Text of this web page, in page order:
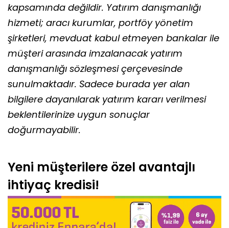
kapsamında değildir. Yatırım danışmanlığı
hizmeti; aracı kurumlar, portföy yönetim
şirketleri, mevduat kabul etmeyen bankalar ile
müşteri arasında imzalanacak yatırım
danışmanlığı sözleşmesi çerçevesinde
sunulmaktadır. Sadece burada yer alan
bilgilere dayanılarak yatırım kararı verilmesi
beklentilerinize uygun sonuçlar
doğurmayabilir.
Yeni müşterilere özel avantajlı
ihtiyaç kredisi!